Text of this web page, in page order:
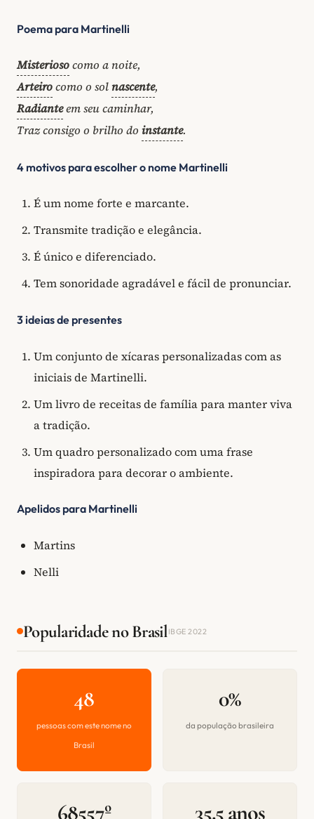
Poema para Martinelli
Misteriosocomo a noite,
Arteirocomo o sol nascente,
Radianteem seu caminhar,
Traz consigo o brilho do instante.
4 motivos para escolher o nome Martinelli
É um nome forte e marcante.
Transmite tradição e elegância.
É único e diferenciado.
Tem sonoridade agradável e fácil de pronunciar.
3 ideias de presentes
Um conjunto de xícaras personalizadas com as
iniciais de Martinelli.
Um livro de receitas de família para manter viva
a tradição.
Um quadro personalizado com uma frase
inspiradora para decorar o ambiente.
Apelidos para Martinelli
Martins
Nelli
Popularidade no BrasilIBGE 2022
48
pessoas com este nome no
Brasil
0%
da população brasileira
68557º 35.5 anos